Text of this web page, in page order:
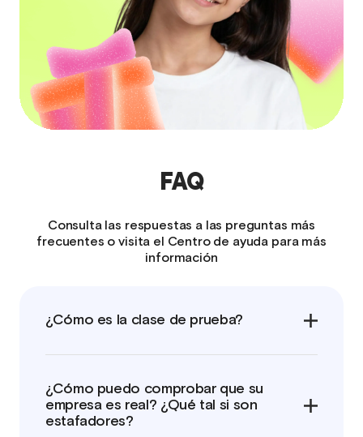
FAQ
Consulta las respuestas a las preguntas más
frecuentes o visita el Centro de ayuda para más
información
¿Cómo es la clase de prueba?
¿Cómo puedo comprobar que su
empresa es real? ¿Qué tal si son
estafadores?